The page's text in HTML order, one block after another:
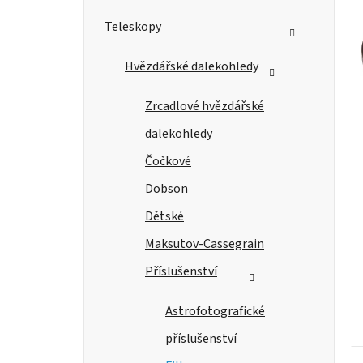
Teleskopy
Hvězdářské dalekohledy
Zrcadlové hvězdářské
dalekohledy
Čočkové
Dobson
Dětské
Maksutov-Cassegrain
Příslušenství
Astrofotografické
příslušenství